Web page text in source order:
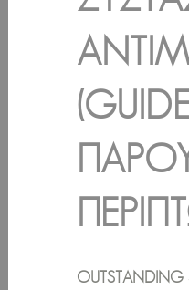
OUTSTANDING